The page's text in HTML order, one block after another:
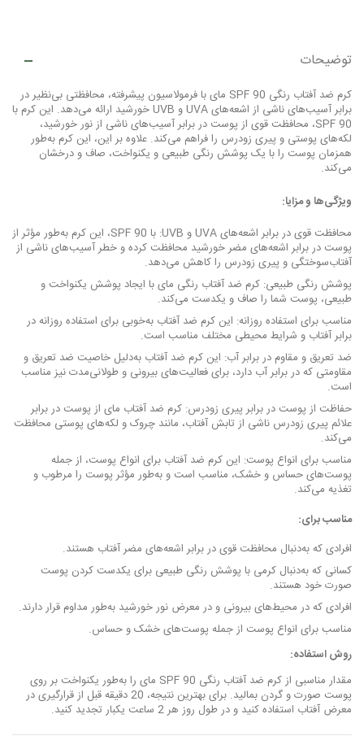
توضیحات
کرم ضد آفتاب رنگی SPF 90 مای با فرمولاسیون پیشرفته، محافظتی بی‌نظیر در
برابر آسیب‌های ناشی از اشعه‌های UVA و UVB خورشید ارائه می‌دهد. این کرم با
SPF 90، محافظت قوی از پوست در برابر آسیب‌های ناشی از نور خورشید،
لکه‌های پوستی و پیری زودرس را فراهم می‌کند. علاوه بر این، این کرم به‌طور
همزمان پوست را با یک پوشش رنگی طبیعی و یکنواخت، صاف و درخشان
می‌کند.
ویژگی‌ها و مزایا:
محافظت قوی در برابر اشعه‌های UVA و UVB: با SPF 90، این کرم به‌طور مؤثر از
پوست در برابر اشعه‌های مضر خورشید محافظت کرده و خطر آسیب‌های ناشی از
آفتاب‌سوختگی و پیری زودرس را کاهش می‌دهد.
پوشش رنگی طبیعی: کرم ضد آفتاب رنگی مای با ایجاد پوشش یکنواخت و
طبیعی، پوست شما را صاف و یکدست می‌کند.
مناسب برای استفاده روزانه: این کرم ضد آفتاب به‌خوبی برای استفاده روزانه در
برابر آفتاب و شرایط محیطی مختلف مناسب است.
ضد تعریق و مقاوم در برابر آب: این کرم ضد آفتاب به‌دلیل خاصیت ضد تعریق و
مقاومتی که در برابر آب دارد، برای فعالیت‌های بیرونی و طولانی‌مدت نیز مناسب
است.
حفاظت از پوست در برابر پیری زودرس: کرم ضد آفتاب مای از پوست در برابر
علائم پیری زودرس ناشی از تابش آفتاب، مانند چروک و لکه‌های پوستی محافظت
می‌کند.
مناسب برای انواع پوست: این کرم ضد آفتاب برای انواع پوست، از جمله
پوست‌های حساس و خشک، مناسب است و به‌طور مؤثر پوست را مرطوب و
تغذیه می‌کند.
مناسب برای:
افرادی که به‌دنبال محافظت قوی در برابر اشعه‌های مضر آفتاب هستند.
کسانی که به‌دنبال کرمی با پوشش رنگی طبیعی برای یکدست کردن پوست
صورت خود هستند.
افرادی که در محیط‌های بیرونی و در معرض نور خورشید به‌طور مداوم قرار دارند.
مناسب برای انواع پوست از جمله پوست‌های خشک و حساس.
روش استفاده:
مقدار مناسبی از کرم ضد آفتاب رنگی SPF 90 مای را به‌طور یکنواخت بر روی
پوست صورت و گردن بمالید. برای بهترین نتیجه، 20 دقیقه قبل از قرارگیری در
معرض آفتاب استفاده کنید و در طول روز هر 2 ساعت یکبار تجدید کنید.